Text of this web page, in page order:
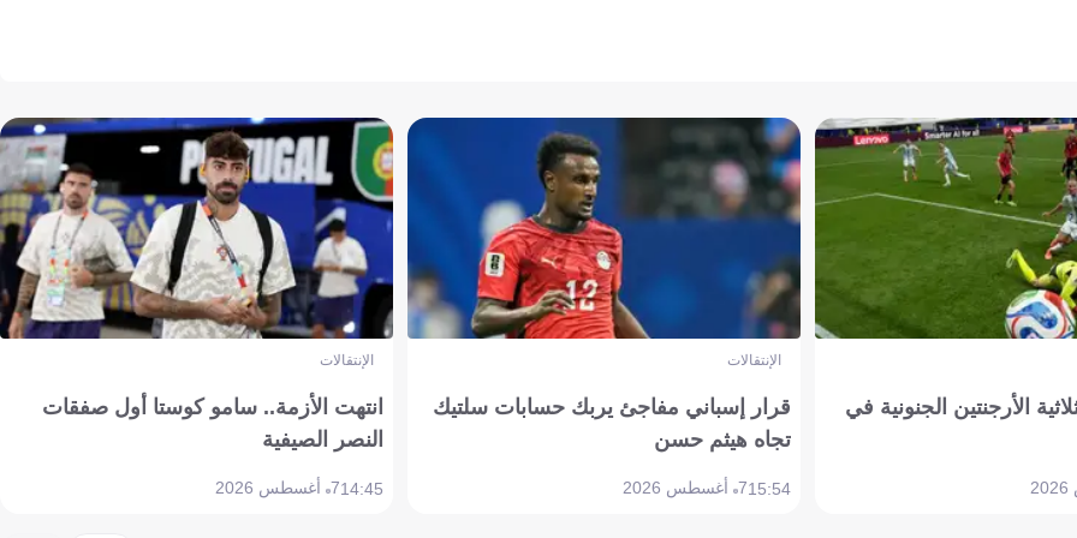
الأرجنتين الجنونية في
الإنتقالات
قرار إسباني مفاجئ يربك حسابات سلتيك
تجاه هيثم حسن
15:547 أغسطس 2026
الإنتقالات
انتهت الأزمة.. سامو كوستا أول صفقات
النصر الصيفية
14:457 أغسطس 2026